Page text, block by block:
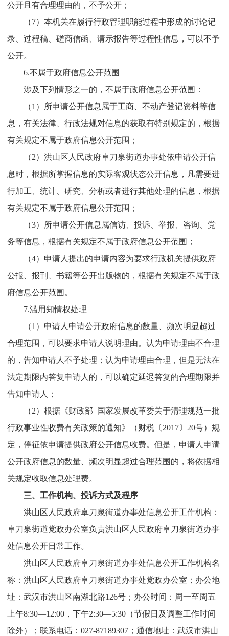
公开且有合理理由的，不予公开；
（7）本机关在履行行政管理职能过程中形成的讨论记
录、过程稿、磋商信函、请示报告等过程性信息，可以不予
公开。
6.不属于政府信息公开范围
涉及下列情形之一的，不属于政府信息公开范围：
（1）所申请公开信息属于工商、不动产登记资料等信
息，有关法律、行政法规对信息的获取有特别规定的，根据
有关规定不属于政府信息公开范围；
（2）洪山区人民政府卓刀泉街道办事处依申请公开信
息时，根据所掌握信息的实际客观状态公开信息，凡需要进
行加工、统计、研究、分析或者进行其他处理的信息，根据
有关规定不属于政府信息公开范围；
（3）所申请公开信息属信访、投诉、举报、咨询、党
务等信息，根据有关规定不属于政府信息公开范围；
（4）申请人提出的申请内容为要求行政机关提供政府
公报、报刊、书籍等公开出版物的，根据有关规定不属于政
府信息公开范围。
7.滥用知情权处理
（1）申请人申请公开政府信息的数量、频次明显超过
合理范围，可以要求申请人说明理由。认为申请理由不合理
的，告知申请人不予处理；认为申请理由合理，但是无法在
法定期限内答复申请人的，可以确定延迟答复的合理期限并
告知申请人；
（2）根据《财政部 国家发展改革委关于清理规范一批
行政事业性收费有关政策的通知》（财税〔2017〕20号）规
定，停征依申请提供政府公开信息收费。但是，申请人申请
公开政府信息的数量、频次明显超过合理范围的，将依据相
关规定收取信息处理费。
三、工作机构、投诉方式及程序
洪山区人民政府卓刀泉街道办事处信息公开工作机构：
卓刀泉街道党政办公室负责洪山区人民政府卓刀泉街道办事
处信息公开日常工作。
洪山区人民政府卓刀泉街道办事处信息公开工作机构名
称：洪山区人民政府卓刀泉街道办事处党政办公室；办公地
址：武汉市洪山区南湖北路126号；办公时间：周一至周五
上午8:30—12:00，下午2:30—5:30（节假日及调整工作时间
除外）；联系电话：027-87189307；通信地址：武汉市洪山